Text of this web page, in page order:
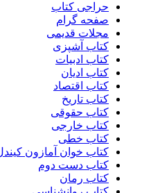
حراجی کتاب
صفحه گرام
مجلات قدیمی
کتاب آشپزی
کتاب ادبیات
کتاب ادیان
کتاب اقتصاد
کتاب تاریخ
کتاب حقوقی
کتاب خارجی
کتاب خطی
کتاب خوان آمازون
کتاب دست دوم
کتاب رمان